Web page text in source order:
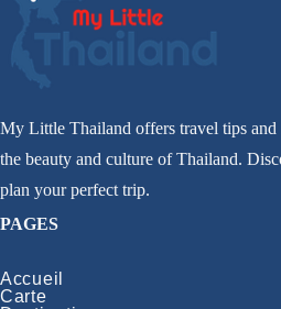
My Little Thailand offers travel tips
the beauty and culture of Thailand.
plan your perfect trip.
PAGES
Accueil
Carte